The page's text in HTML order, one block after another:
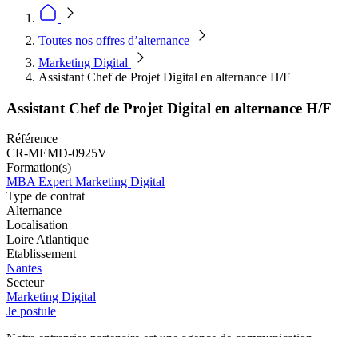
Toutes nos offres d’alternance
Marketing Digital
Assistant Chef de Projet Digital en alternance H/F
Assistant Chef de Projet Digital en alternance H/F
Référence
CR-MEMD-0925V
Formation(s)
MBA Expert Marketing Digital
Type de contrat
Alternance
Localisation
Loire Atlantique
Etablissement
Nantes
Secteur
Marketing Digital
Je postule